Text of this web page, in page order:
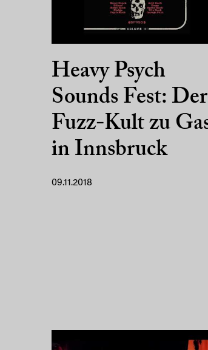
Heavy Psych
Sounds Fest: Der
Fuzz-Kult zu
in Innsbruck
09.11.2018